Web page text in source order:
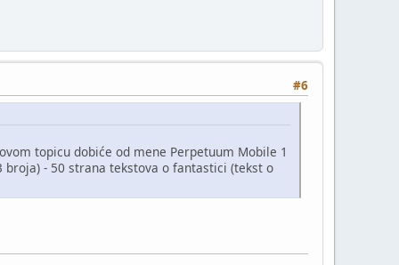
#6
topicu dobiće od mene Perpetuum Mobile 1
broja) - 50 strana tekstova o fantastici (tekst o